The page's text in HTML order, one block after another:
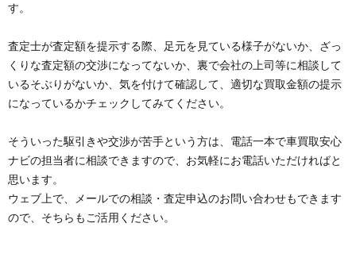
す。
査定士が査定額を提示する際、足元を見ている様子がないか、ざっ
くりな査定額の交渉になってないか、裏で会社の上司等に相談して
いるそぶりがないか、気を付けて確認して、適切な買取金額の提示
になっているかチェックしてみてください。
そういった駆引きや交渉が苦手という方は、電話一本で車買取安心
ナビの担当者に相談できますので、お気軽にお電話いただければと
思います。
ウェブ上で、メールでの相談・査定申込のお問い合わせもできます
ので、そちらもご活用ください。